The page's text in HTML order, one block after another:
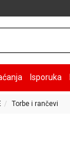
Isporuka
Torbe i rančevi